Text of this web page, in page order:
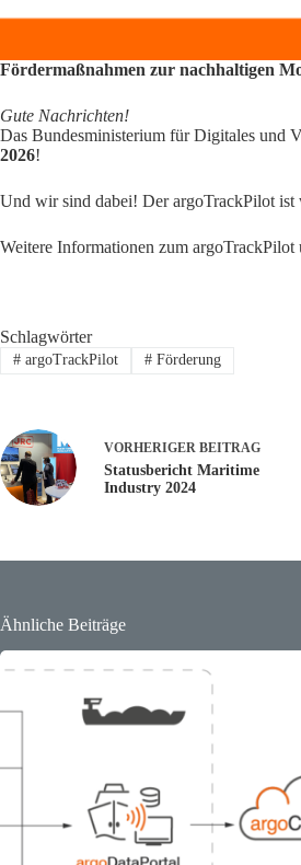
Fördermaßnahmen zur nachhaltigen
Gute Nachrichten!
Das Bundesministerium für Digitales und
2026!
Und wir sind dabei! Der argoTrackPilot
Weitere Informationen zum
Schlagwörter
#argoTrackPilot #Förderung
VORHERIGER BEITRAG
Statusbericht Maritime
Industry 2024
Ähnliche Beiträge